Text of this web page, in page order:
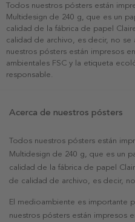
Todos nuestros pósters están
Multidesign de 240 g, que es un
calidad de la fábrica de papel
calidad de archivo, es decir, no
nuestros pósters están impresos
ambientales FSC y la etiqueta
responsable.
Acerca de nuestros pósters
Todos nuestros pósters están
Multidesign de 240 g, que es un
calidad de la fábrica de papel
de calidad de archivo, es decir,
El medioambiente es importante
nuestros pósters están impresos